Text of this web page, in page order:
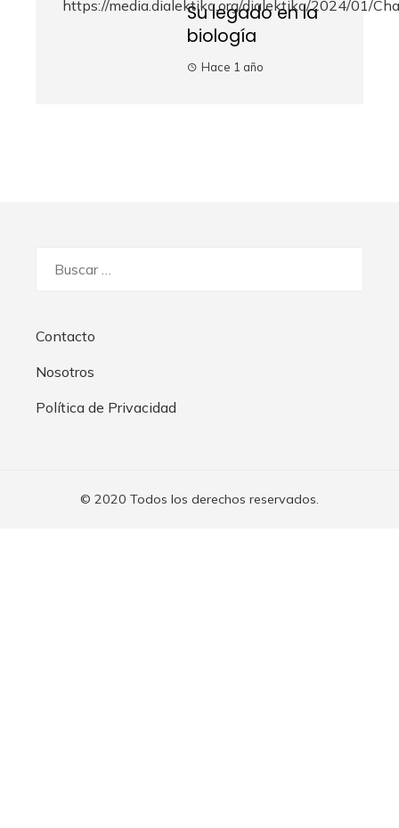
Su legado en la
biología
Hace 1 año
Contacto
Nosotros
Política de Privacidad
© 2020 Todos los derechos reservados.